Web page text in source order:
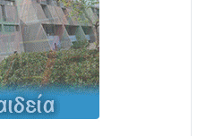
– Άγιος Νικόλαος
η Πανήγυρη της
στο Γολέμι